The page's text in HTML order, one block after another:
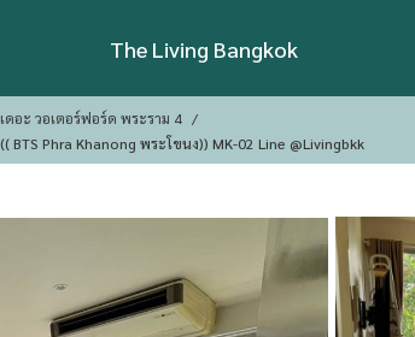
The Living Bangkok
เดอะ วอเตอร์ฟอร์ด พระราม 4
คอนโด ให้เช่า : Waterford Park Rama 4 (วอเตอร์ฟอร์ด พาร์ค พระราม 4) (( BTS Phra Khanong พระโขนง)) MK-02 Line @livingbkk